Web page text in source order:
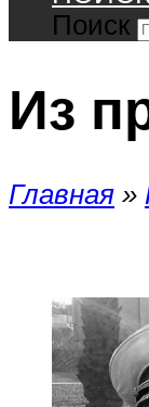
Поиск
Из
Главная »